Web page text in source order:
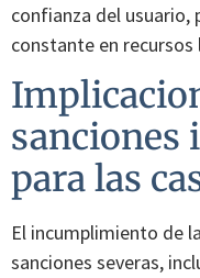
confianza del usuario,
constante en
sanciones
para las
El incumplimiento de
sanciones severas,